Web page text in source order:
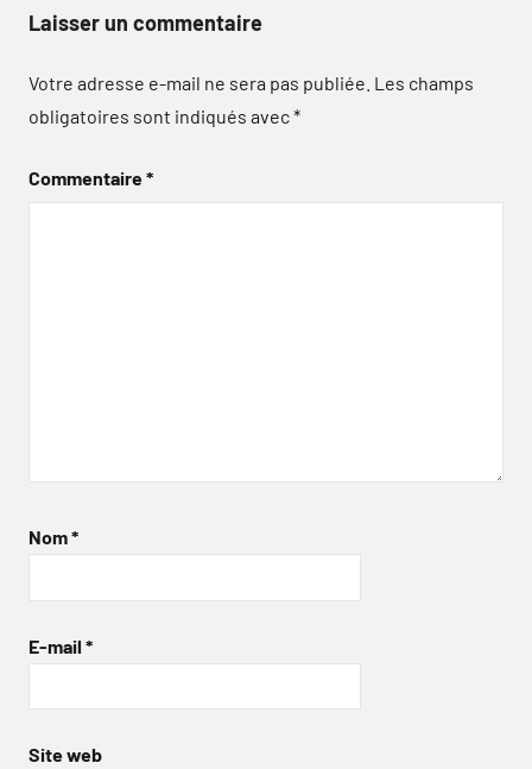
Laisser un commentaire
Votre adresse e-mail ne sera pas publiée. Les champs
obligatoires sont indiqués avec*
Commentaire*
Nom*
E-mail *
Site web